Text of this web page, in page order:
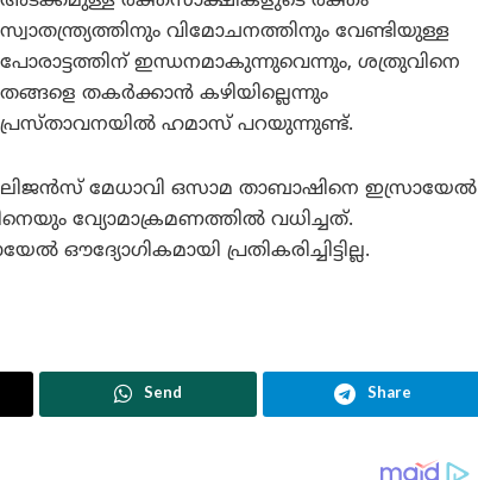
സ്വാതന്ത്ര്യത്തിനും വിമോചനത്തിനും വേണ്ടിയുള്ള
പോരാട്ടത്തിന് ഇന്ധനമാകുന്നുവെന്നും, ശത്രുവിനെ
തങ്ങളെ തകർക്കാൻ കഴിയില്ലെന്നും
പ്രസ്താവനയിൽ ഹമാസ് പറയുന്നുണ്ട്.
മേധാവി ഒസാമ താബാഷിനെ ഇസ്രായേൽ
വ്യോമാക്രമണത്തിൽ വധിച്ചത്.
പ്രതികരിച്ചിട്ടില്ല.
Send Share